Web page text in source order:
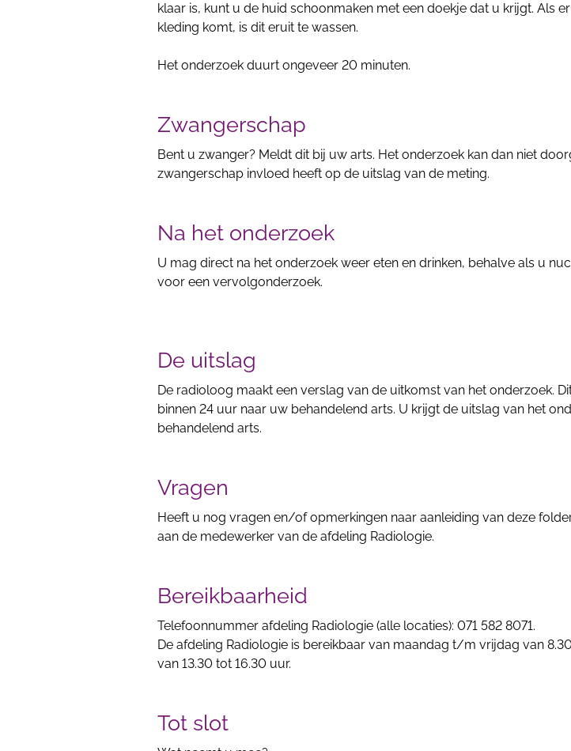
klaar is, kunt u de huid schoonmaken met een doekje dat u krijgt. Als
kleding komt, is dit eruit te wassen.
Het onderzoek duurt ongeveer 20 minuten.
Zwangerschap
Bent u zwanger? Meldt dit bij uw arts. Het onderzoek kan dan niet
zwangerschap invloed heeft op de uitslag van de meting.
Na het onderzoek
U mag direct na het onderzoek weer eten en drinken, behalve als u
voor een vervolgonderzoek.
De uitslag
De radioloog maakt een verslag van de uitkomst van het onderzoek.
binnen 24 uur naar uw behandelend arts. U krijgt de uitslag van het
behandelend arts.
Vragen
Heeft u nog vragen en/of opmerkingen naar aanleiding van deze
aan de medewerker van de afdeling Radiologie.
Bereikbaarheid
Telefoonnummer afdeling Radiologie (alle locaties): 071 582 8071.
De afdeling Radiologie is bereikbaar van maandag t/m vrijdag van
van 13.30 tot 16.30 uur.
Tot slot